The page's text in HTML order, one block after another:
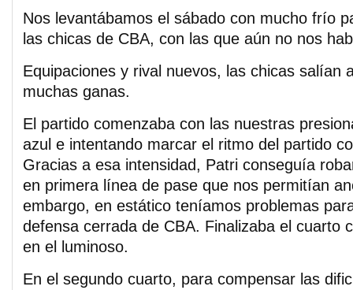
Nos levantábamos el sábado con mucho frío
las chicas de CBA, con las que aún no nos
Equipaciones y rival nuevos, las chicas salían
muchas ganas.
El partido comenzaba con las nuestras
azul e intentando marcar el ritmo del partido
Gracias a esa intensidad, Patri conseguía
en primera línea de pase que nos permitían
embargo, en estático teníamos problemas
defensa cerrada de CBA. Finalizaba el cuarto
en el luminoso.
En el segundo cuarto, para compensar las